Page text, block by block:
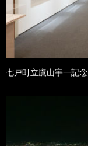
七戸町立鷹山宇一記